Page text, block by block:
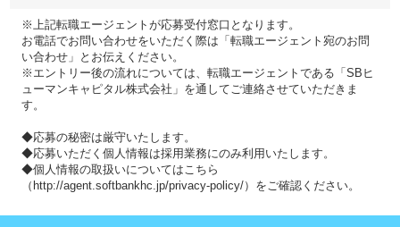
※上記転職エージェントが応募受付窓口となります。
お電話でお問い合わせをいただく際は「転職エージェント宛のお問
い合わせ」とお伝えください。
※エントリー後の流れについては、転職エージェントである「SBヒ
ューマンキャピタル株式会社」を通してご連絡させていただきま
す。
◆応募の秘密は厳守いたします。
◆応募いただく個人情報は採用業務にのみ利用いたします。
◆個人情報の取扱いについてはこちら
（http://agent.softbankhc.jp/privacy-policy/）をご確認ください。